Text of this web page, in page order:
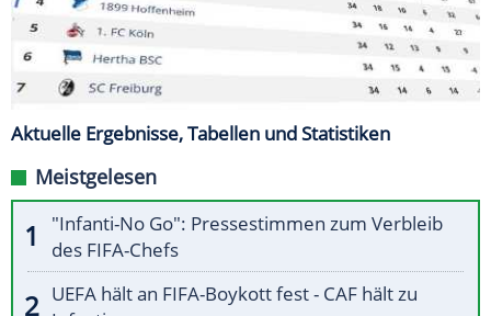
Aktuelle Ergebnisse, Tabellen und Statistiken
Meistgelesen
"Infanti-No Go": Pressestimmen zum Verbleib
des FIFA-Chefs
UEFA hält an FIFA-Boykott fest - CAF hält zu